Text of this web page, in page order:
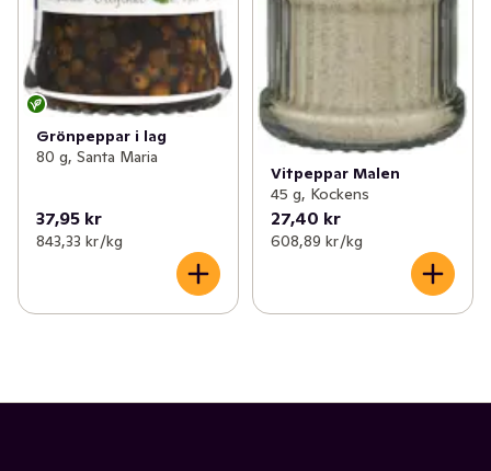
Grönpeppar i lag
80 g, Santa Maria
37,95 kr
843,33 kr /kg
Vitpeppar Malen
45 g, Kockens
27,40 kr
608,89 kr /kg